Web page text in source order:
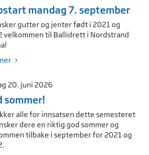
mandag 7. september
gutter og jenter født i 2021 og
velkommen til Ballidrett i Nordstrand
20. juni 2026
sommer!
alle for innsatsen dette semesteret
dere en riktig god sommer og
tilbake i september for 2021 og